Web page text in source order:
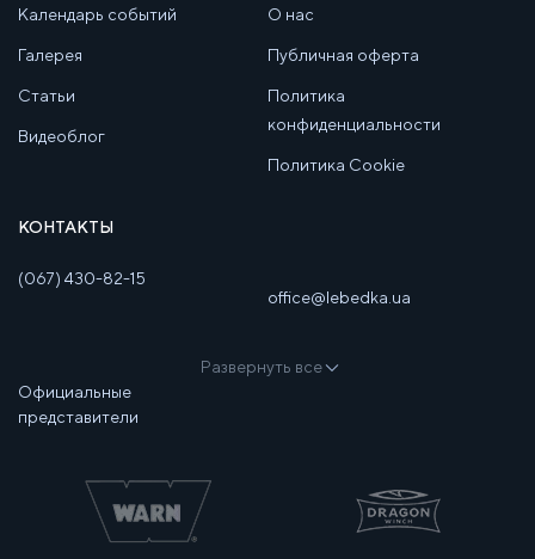
Календарь событий
Галерея
Статьи
Видеоблог
О нас
Публичная оферта
Политика
конфиденциальности
Политика Cookie
КОНТАКТЫ
(067) 430-82-15
office@lebedka.ua
Развернуть все
Официальные
представители